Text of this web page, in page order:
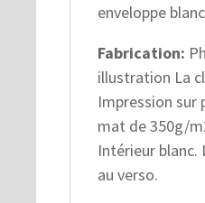
enveloppe
Fabrication:
illustration La
Impression sur
mat de 350g/
Intérieur
au verso.